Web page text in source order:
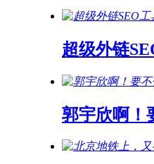
超级外链
郭宇欣啊！